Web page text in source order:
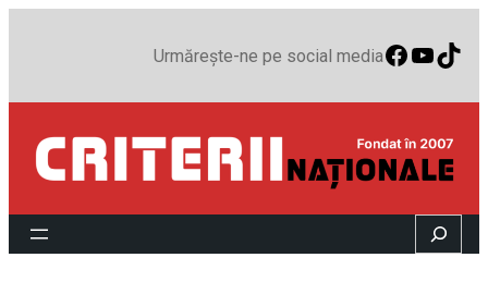
Urmărește-ne pe social media
Search